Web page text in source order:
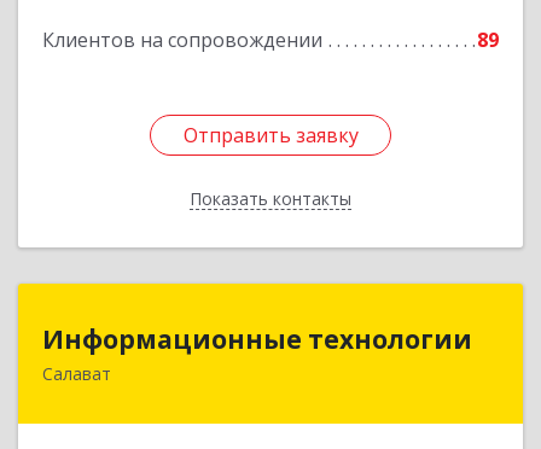
Клиентов на сопровождении 89
Отправить заявку
Показать контакты
Отправить заявку
Назад
Информационные технологии
Салават
Информационные технологии